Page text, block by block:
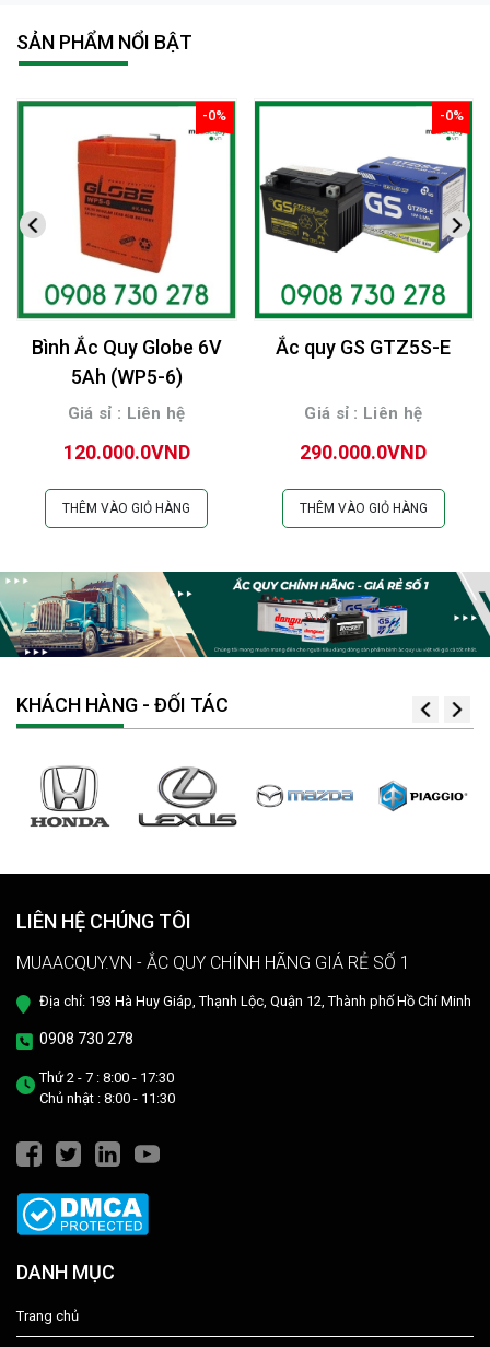
cách đơn giản và hiệu quả như ở tiệm dưỡng nhé!
SẢN PHẨM NỔI BẬT
-0%
giảm
Bình Ắc Quy Globe 6V
5Ah (WP5-6)
Giá sỉ : Liên hệ
120.000.0VND
THÊM VÀO GIỎ HÀNG
-0%
giảm
Ắc quy GS GTZ5S-E
Giá sỉ : Liên hệ
290.000.0VND
THÊM VÀO GIỎ HÀNG
KHÁCH HÀNG - ĐỐI TÁC
LIÊN HỆ CHÚNG TÔI
MUAACQUY.VN - ẮC QUY CHÍNH HÃNG GIÁ RẺ SỐ 1
Địa chỉ: 193 Hà Huy Giáp, Thạnh Lộc, Quận 12, Thành phố Hồ Chí Minh
0908 730 278
Thứ 2 - 7 : 8:00 - 17:30
Chủ nhật : 8:00 - 11:30
DANH MỤC
Trang chủ